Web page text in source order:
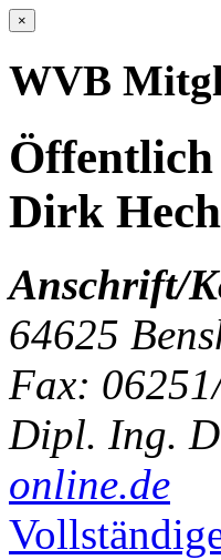
×
WVB
Öffentlich
Dirk
Anschrift/
64625
Fax:
Dipl. Ing.
online.de